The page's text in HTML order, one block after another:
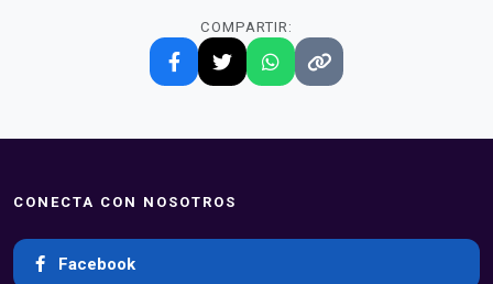
COMPARTIR:
CONECTA CON NOSOTROS
Facebook